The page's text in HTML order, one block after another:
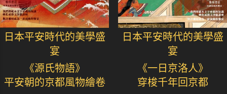
日本平安時代的美學盛
宴
《源氏物語》
平安朝的京都風物繪卷
日本平安時代的美學盛
宴
《一日京洛人》
穿梭千年回京都